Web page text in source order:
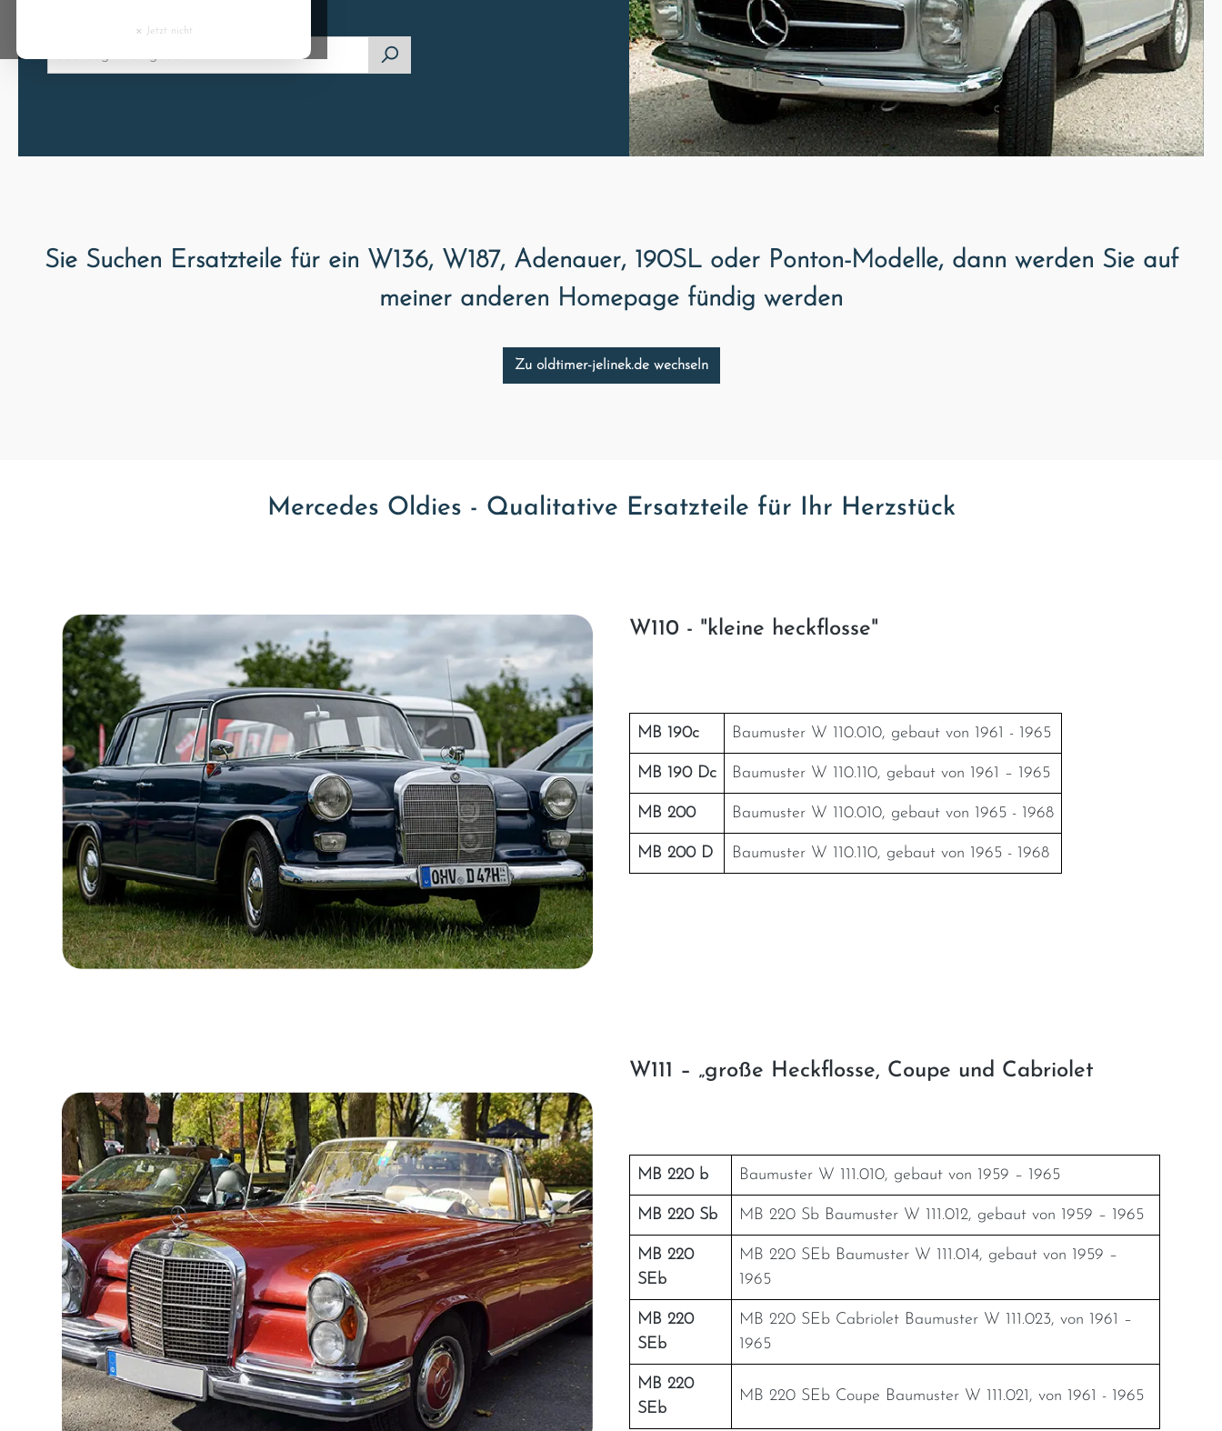
Sie Suchen Ersatzteile für ein W136, W187, Adenauer, 190SL oder Ponton-Modelle, dann werden Sie auf
meiner anderen Homepage fündig werden
Zu oldtimer-jelinek.de wechseln
Mercedes Oldies - Qualitative Ersatzteile für Ihr Herzstück
W110 - "kleine heckflosse"
MB 190c Baumuster W 110.010, gebaut von 1961 - 1965
MB 190 Dc Baumuster W 110.110, gebaut von 1961 – 1965
MB 200 Baumuster W 110.010, gebaut von 1965 - 1968
MB 200 D Baumuster W 110.110, gebaut von 1965 - 1968
W111 – „große Heckflosse, Coupe und Cabriolet
MB 220 b Baumuster W 111.010, gebaut von 1959 – 1965
MB 220 Sb MB 220 Sb Baumuster W 111.012, gebaut von 1959 – 1965
MB 220
SEb
MB 220 SEb Baumuster W 111.014, gebaut von 1959 –
1965
MB 220
SEb
MB 220 SEb Cabriolet Baumuster W 111.023, von 1961 –
1965
MB 220
SEb
MB 220 SEb Coupe Baumuster W 111.021, von 1961 - 1965
Czech Republic
Estonia
France
Macedonia
Malta
Montenegro
Netherlands
Norway
Österreich
Poland
Portugal
Slovakia
Slovenia
Spain
Sweden
United Kingdom
× Jetzt nicht